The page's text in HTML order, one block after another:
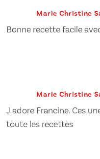
Marie Christine
Bonne recette facile
Marie Christine
J adore Francine. Ces
toute les recettes